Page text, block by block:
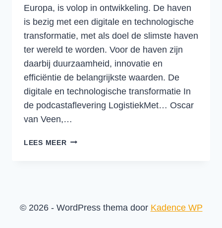
Europa, is volop in ontwikkeling. De haven
is bezig met een digitale en technologische
transformatie, met als doel de slimste haven
ter wereld te worden. Voor de haven zijn
daarbij duurzaamheid, innovatie en
efficiëntie de belangrijkste waarden. De
digitale en technologische transformatie In
de podcastaflevering LogistiekMet… Oscar
van Veen,…
LEES MEERDE
ROTTERDAM
© 2026 - WordPress thema door Kadence WP